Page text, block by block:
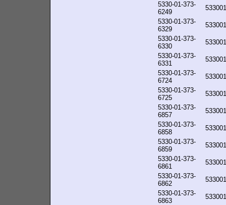
5330-01-373-
6249
5330-01-373-
6329
5330-01-373-
6330
5330-01-373-
6331
5330-01-373-
6724
5330-01-373-
6725
5330-01-373-
6857
5330-01-373-
6858
5330-01-373-
6859
5330-01-373-
6861
5330-01-373-
6862
5330-01-373-
6863